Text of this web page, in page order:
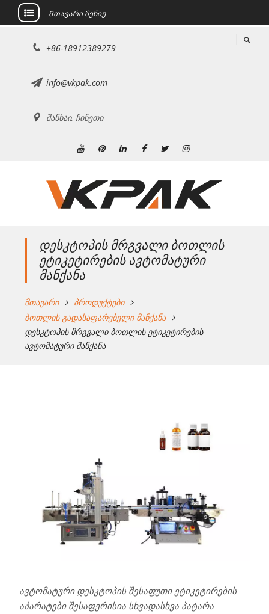
გადასვლა
Მთავარი მენიუ
+86-18912389279
info@vkpak.com
შანხაი, ჩინეთი
დესკტოპის მრგვალი ბოთლის
ეტიკეტირების ავტომატური
მანქანა
მთავარი
პროდუქტები
ბოთლის გადასაფარებელი მანქანა
დესკტოპის მრგვალი ბოთლის ეტიკეტირების
ავტომატური მანქანა
ავტომატური დესკტოპის შესაფუთი ეტიკეტირების
აპარატები შესაფერისია სხვადასხვა პატარა